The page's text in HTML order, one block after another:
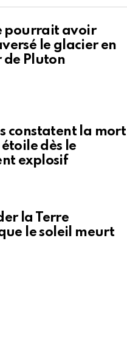
pourrait avoir
le glacier en
Pluton
constatent la mort
dès le
explosif
la Terre
le soleil meurt